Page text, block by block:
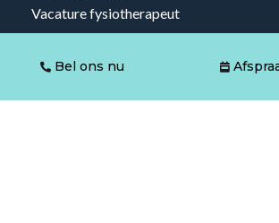
Vacature fysiotherapeut
Overige informatie
KVK: 000051727064
Bel ons nu